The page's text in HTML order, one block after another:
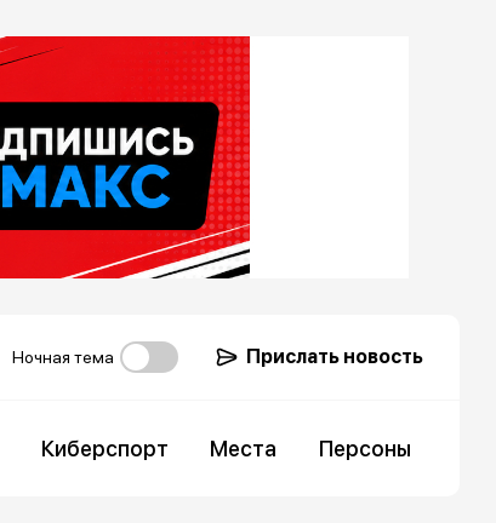
Ночная тема Прислать новость
Киберспорт Места Персоны